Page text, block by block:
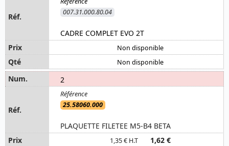
007.31.000.80.04
CADRE COMPLET EVO 2T
Non disponible
Non disponible
2
25.58060.000
PLAQUETTE FILETEE M5-B4 BETA
1,35 € H.T 1,62 €